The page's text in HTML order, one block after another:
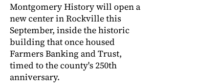
Montgomery History will open a
new center in Rockville this
September, inside the historic
building that once housed
Farmers Banking and Trust,
timed to the county's 250th
anniversary.